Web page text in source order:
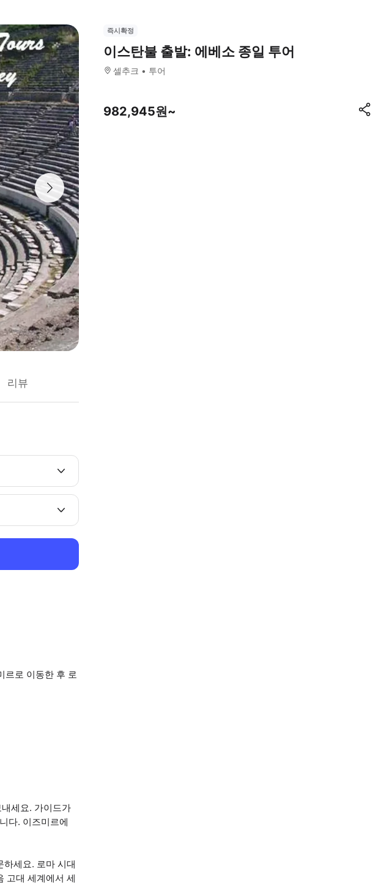
리뷰
르로 이동한 후 로
세요. 가이드가
다. 이즈미르에
세요. 로마 시대
고대 세계에서 세
즉시확정
이스탄불 출발: 에베소 종일 투어
셀추크 투어
982,945원~